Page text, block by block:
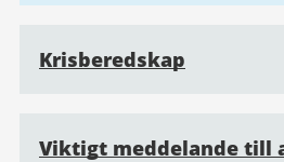
Krisberedskap
Viktigt meddelande till